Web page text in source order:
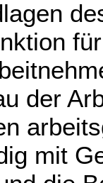
der
mit